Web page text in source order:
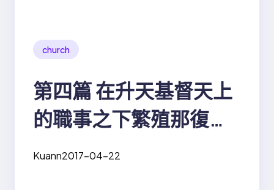
church
第四篇 在升天基督天上
的職事之下繁殖那復活
的基督
Kuann2017-04-22